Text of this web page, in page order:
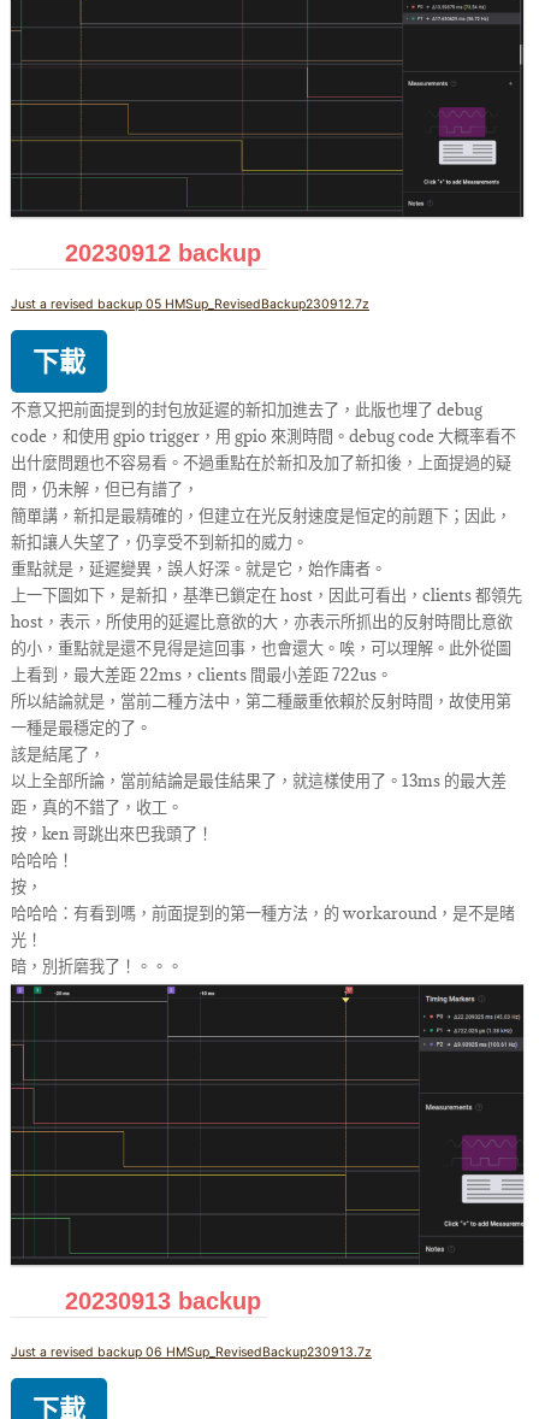
20230912 backup
Just a revised backup 05 HMSup_RevisedBackup230912.7z
下載
不意又把前面提到的封包放延遲的新扣加進去了，此版也埋了 debug
code，和使用 gpio trigger，用 gpio 來測時間。debug code 大概率看不
出什麼問題也不容易看。不過重點在於新扣及加了新扣後，上面提過的疑
問，仍未解，但已有譜了，
簡單講，新扣是最精確的，但建立在光反射速度是恒定的前題下；因此，
新扣讓人失望了，仍享受不到新扣的威力。
重點就是，延遲變異，誤人好深。就是它，始作庸者。
上一下圖如下，是新扣，基準已鎖定在 host，因此可看出，clients 都領先
host，表示，所使用的延遲比意欲的大，亦表示所抓出的反射時間比意欲
的小，重點就是還不見得是這回事，也會還大。唉，可以理解。此外從圖
上看到，最大差距 22ms，clients 間最小差距 722us。
所以結論就是，當前二種方法中，第二種嚴重依賴於反射時間，故使用第
一種是最穩定的了。
該是結尾了，
以上全部所論，當前結論是最佳結果了，就這樣使用了。13ms 的最大差
距，真的不錯了，收工。
按，ken 哥跳出來巴我頭了！
哈哈哈！
按，
哈哈哈：有看到嗎，前面提到的第一種方法，的 workaround，是不是暏
光！
暗，別折磨我了！。。。
20230913 backup
Just a revised backup 06 HMSup_RevisedBackup230913.7z
下載